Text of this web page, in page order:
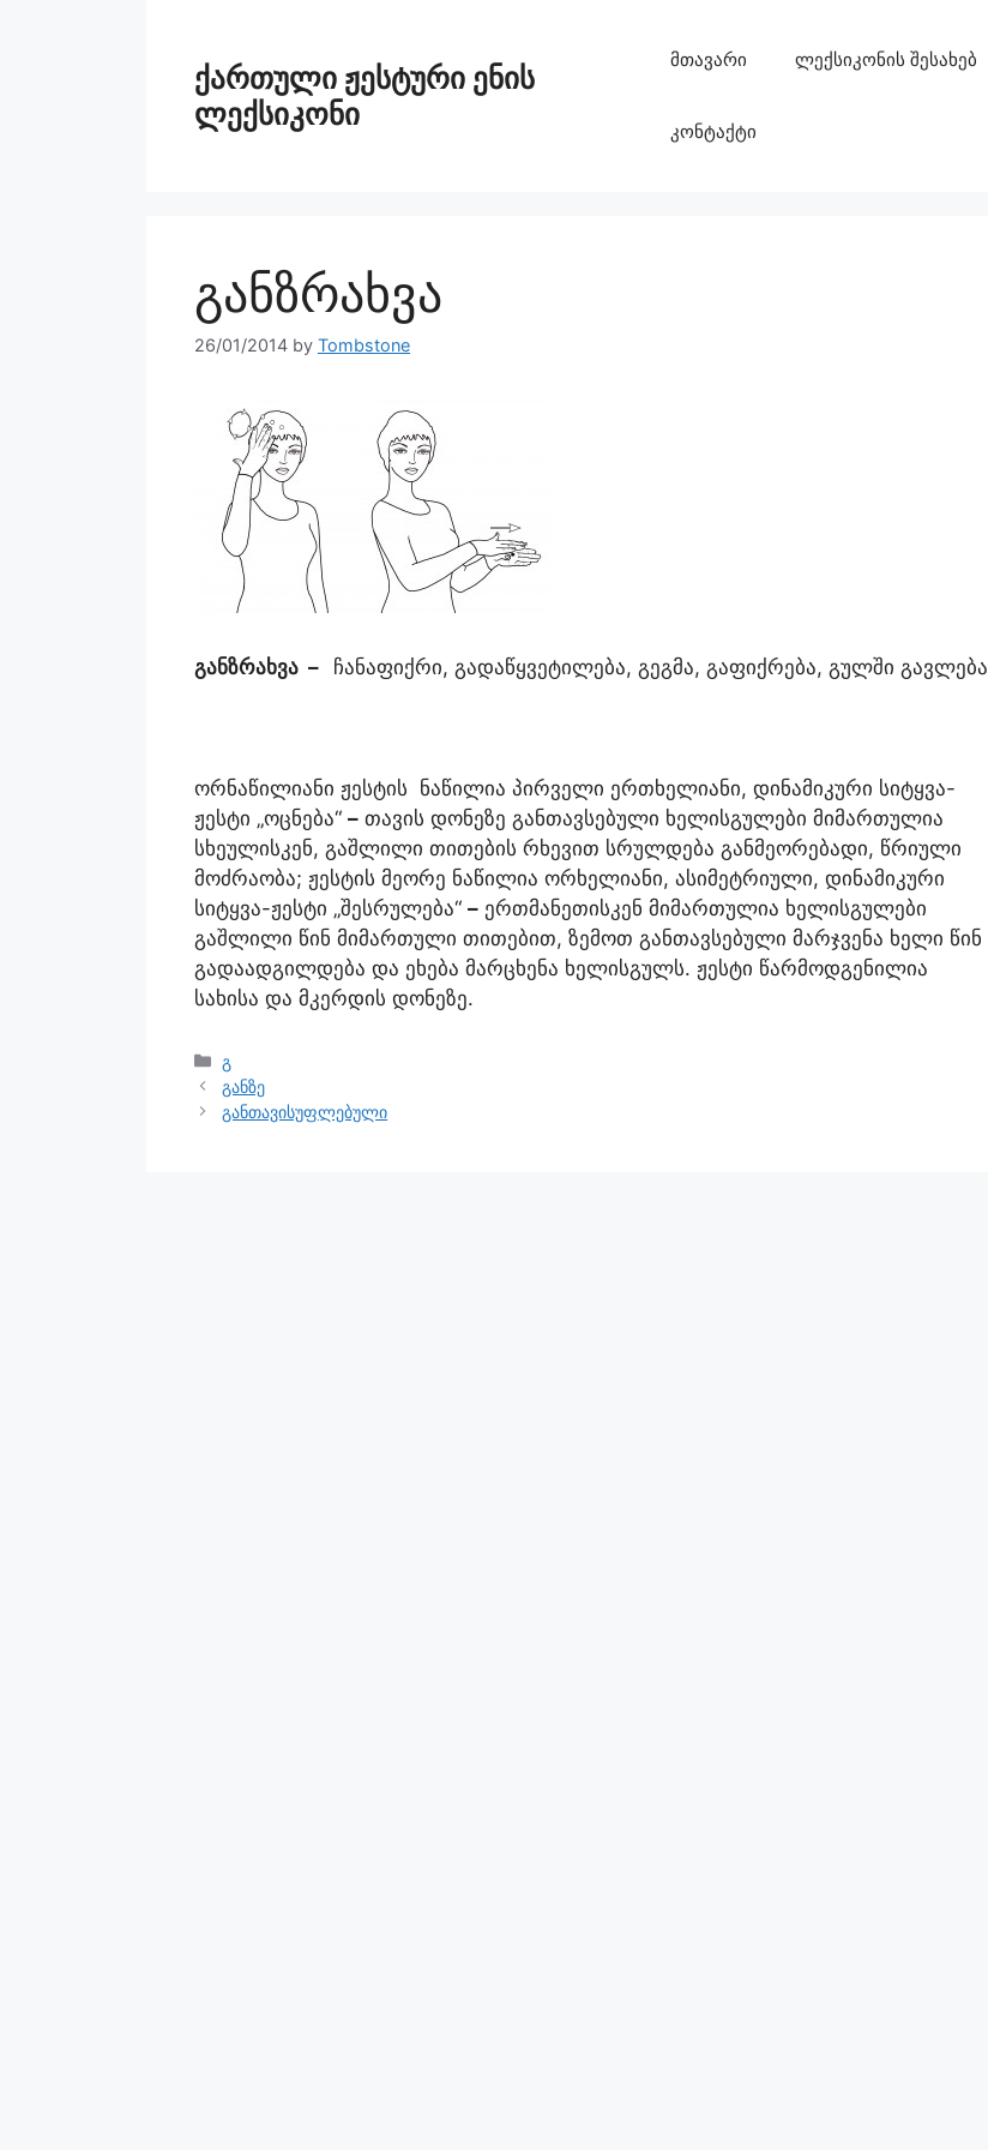
ქართული ჟესტური ენის
ლექსიკონი
მთავარი ლექსიკონის შესახებ
კონტაქტი
განზრახვა
26/01/2014 by Tombstone
განზრახვა – ჩანაფიქრი, გადაწყვეტილება, გეგმა, გაფიქრება, გულში გავლება
ორნაწილიანი ჟესტის ნაწილია პირველი ერთხელიანი, დინამიკური სიტყვა-
ჟესტი „ოცნება“ – თავის დონეზე განთავსებული ხელისგულები მიმართულია
სხეულისკენ, გაშლილი თითების რხევით სრულდება განმეორებადი, წრიული
მოძრაობა; ჟესტის მეორე ნაწილია ორხელიანი, ასიმეტრიული, დინამიკური
სიტყვა-ჟესტი „შესრულება“ – ერთმანეთისკენ მიმართულია ხელისგულები
გაშლილი წინ მიმართული თითებით, ზემოთ განთავსებული მარჯვენა ხელი წინ
გადაადგილდება და ეხება მარცხენა ხელისგულს. ჟესტი წარმოდგენილია
სახისა და მკერდის დონეზე.
გ
განზე
განთავისუფლებული